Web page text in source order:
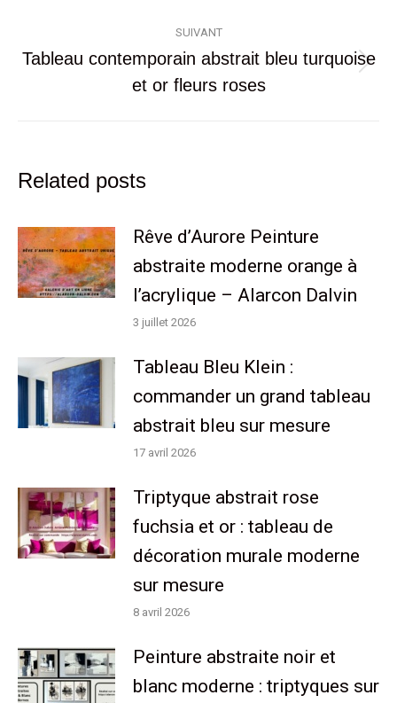
:
SUIVANT
Tableau contemporain abstrait bleu turquoise
et or fleurs roses
Related posts
Rêve d’Aurore Peinture
abstraite moderne orange à
l’acrylique – Alarcon Dalvin
3 juillet 2026
Tableau Bleu Klein :
commander un grand tableau
abstrait bleu sur mesure
17 avril 2026
Triptyque abstrait rose
fuchsia et or : tableau de
décoration murale moderne
sur mesure
8 avril 2026
Peinture abstraite noir et
blanc moderne : triptyques sur